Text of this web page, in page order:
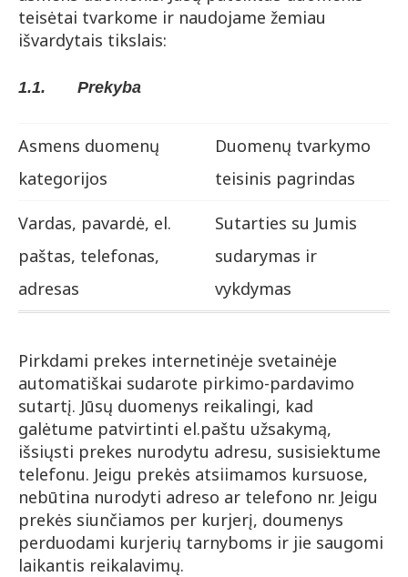
teisėtai tvarkome ir naudojame žemiau
išvardytais tikslais:
1.1. Prekyba
Asmens duomenų
kategorijos
Duomenų tvarkymo
teisinis pagrindas
Vardas, pavardė, el.
paštas, telefonas,
adresas
Sutarties su Jumis
sudarymas ir
vykdymas
Pirkdami prekes internetinėje svetainėje
automatiškai sudarote pirkimo-pardavimo
sutartį. Jūsų duomenys reikalingi, kad
galėtume patvirtinti el.paštu užsakymą,
išsiųsti prekes nurodytu adresu, susisiektume
telefonu. Jeigu prekės atsiimamos kursuose,
nebūtina nurodyti adreso ar telefono nr. Jeigu
prekės siunčiamos per kurjerį, doumenys
perduodami kurjerių tarnyboms ir jie saugomi
laikantis reikalavimų.